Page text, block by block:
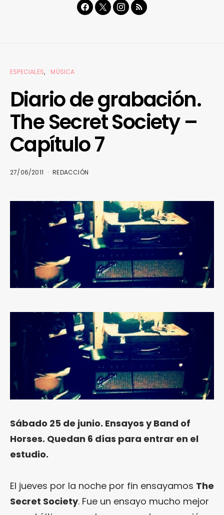
ESPECIALES MÚSICA
Diario de grabación.
The Secret Society –
Capítulo 7
27/06/2011 REDACCIÓN
Sábado 25 de junio. Ensayos y Band of
Horses. Quedan 6 días para entrar en el
estudio.
El jueves por la noche por fin ensayamos The
Secret Society. Fue un ensayo mucho mejor